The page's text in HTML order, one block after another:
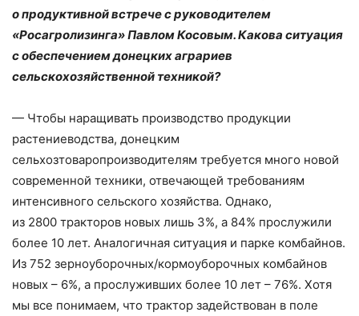
о продуктивной встрече с руководителем
«Росагролизинга» Павлом Косовым. Какова ситуация
с обеспечением донецких аграриев
сельскохозяйственной техникой?
— Чтобы наращивать производство продукции
растениеводства, донецким
сельхозтоваропроизводителям требуется много новой
современной техники, отвечающей требованиям
интенсивного сельского хозяйства. Однако,
из 2800 тракторов новых лишь 3%, а 84% прослужили
более 10 лет. Аналогичная ситуация и парке комбайнов.
Из 752 зерноуборочных/кормоуборочных комбайнов
новых – ​6%, а прослуживших более 10 лет – ​76%. Хотя
мы все понимаем, что трактор задействован в поле